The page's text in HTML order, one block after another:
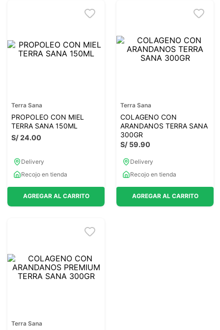
glicinato magnesio
7.
lab nutrition
Terra Sana
PROPOLEO CON MIEL
TERRA SANA 150ML
S/24.00
Delivery
Recojo en tienda
AGREGAR AL CARRITO
Terra Sana
COLAGENO CON
ARANDANOS TERRA SANA
300GR
S/ 59.90
Delivery
Recojo en tienda
AGREGAR AL CARRITO
Terra Sana